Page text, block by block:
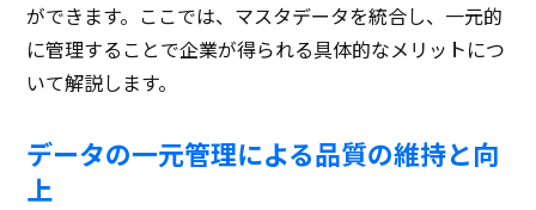
ができます。ここでは、マスタデータを統合し、一元的
に管理することで企業が得られる具体的なメリットにつ
いて解説します。
データの一元管理による品質の維持と向
上